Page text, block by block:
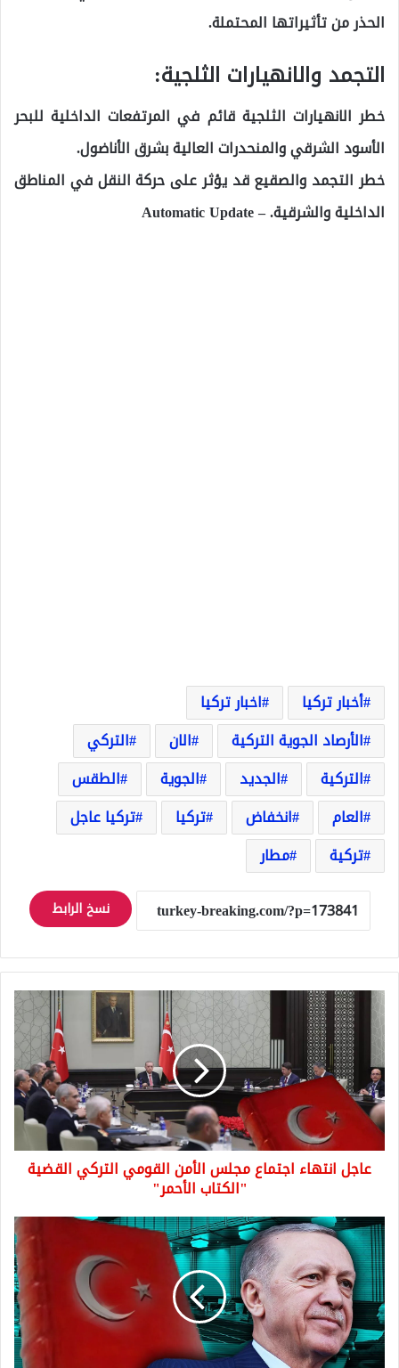
الحذر من تأثيراتها المحتملة.
التجمد والانهيارات الثلجية:
خطر الانهيارات الثلجية قائم في المرتفعات الداخلية للبحر
الأسود الشرقي والمنحدرات العالية بشرق الأناضول.
خطر التجمد والصقيع قد يؤثر على حركة النقل في المناطق
الداخلية والشرقية. – Automatic Update
أخبار تركيا
اخبار تركيا
الأرصاد الجوية التركية
الان
التركي
التركية
الجديد الجوية
الطقس
العام
انخفاض تركيا
تركيا عاجل
تركية
مطار
نسخ الرابط
انتهاء
اجتماع
مجلس
الأمن
القومي
التركي
القضية
"الكتاب
الأحمر"
عاجل انتهاء اجتماع مجلس الأمن القومي التركي القضية
"الكتاب الأحمر"
عاجل
تركيا
تعدل
"الكتاب
الأحمر"
دستور
تركيا
السري